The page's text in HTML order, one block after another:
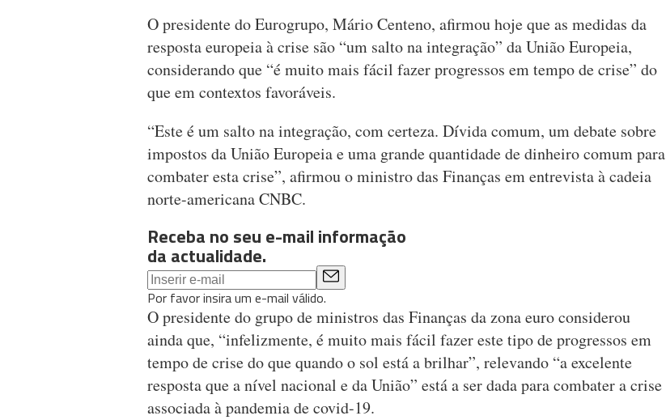
O presidente do Eurogrupo, Mário Centeno, afirmou hoje que as medidas da
resposta europeia à crise são “um salto na integração” da União Europeia,
considerando que “é muito mais fácil fazer progressos em tempo de crise” do
que em contextos favoráveis.
“Este é um salto na integração, com certeza. Dívida comum, um debate sobre
impostos da União Europeia e uma grande quantidade de dinheiro comum para
combater esta crise”, afirmou o ministro das Finanças em entrevista à cadeia
norte-americana CNBC.
Receba no seu e-mail informação
da actualidade.
Por favor insira um e-mail válido.
O presidente do grupo de ministros das Finanças da zona euro considerou
ainda que, “infelizmente, é muito mais fácil fazer este tipo de progressos em
tempo de crise do que quando o sol está a brilhar”, relevando “a excelente
resposta que a nível nacional e da União” está a ser dada para combater a crise
associada à pandemia de covid-19.